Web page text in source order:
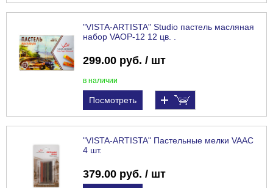
"VISTA-ARTISTA" Studio пастель масляная
набор VAOP-12 12 цв. .
299.00 руб. / шт
в наличии
Посмотреть
"VISTA-ARTISTA" Пастельные мелки VAAC
4 шт.
379.00 руб. / шт